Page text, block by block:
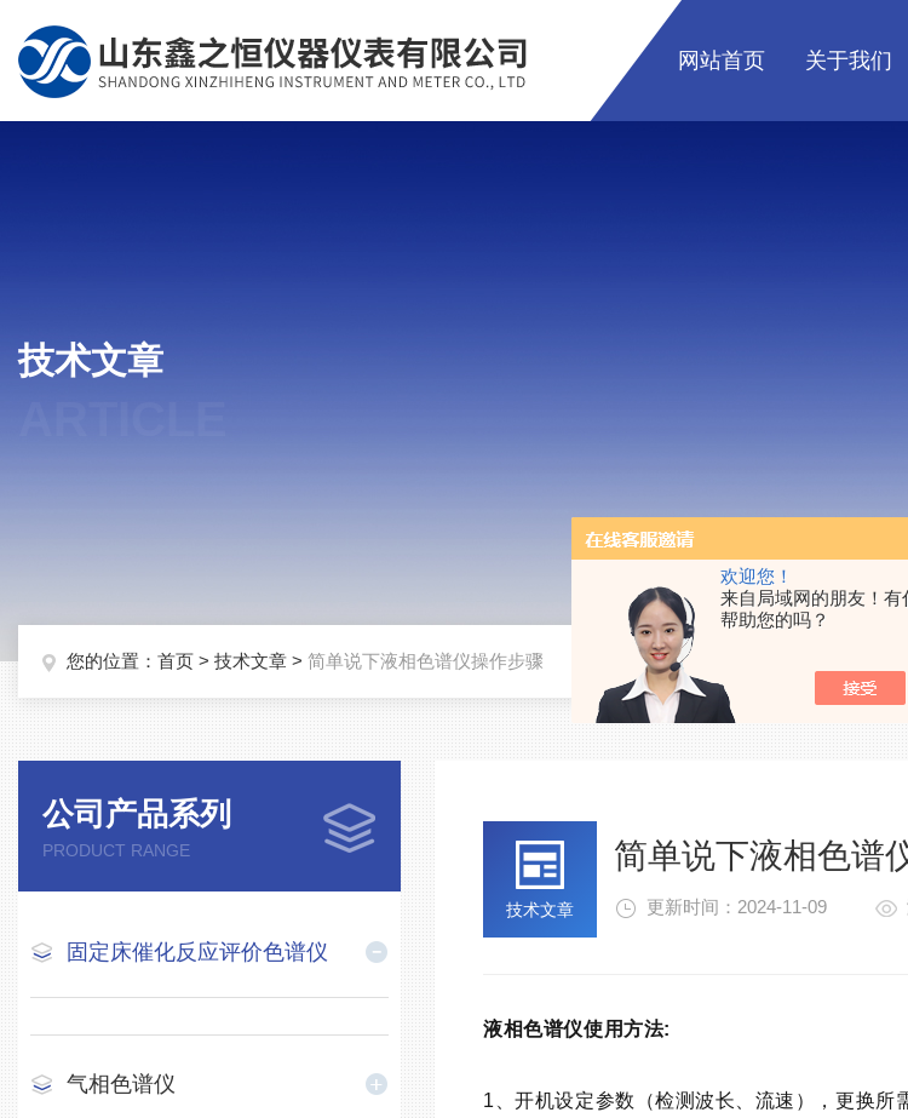
欢迎您！
来自局域网的朋友！有
帮助您的吗？
网站首页 关于我们
技术文章
您的位置： 首页 > 技术文章 > 简单说下液相色谱仪操作步骤
公司产品系列
PRODUCT RANGE
固定床催化反应评价色谱仪
气相色谱仪
技术文章
简单说下液相色谱
更新时间：2024-11-09
液相色谱仪使用方法:
1、开机设定参数（检测波长、流速），更换所